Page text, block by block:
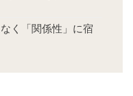
く「関係性」に宿